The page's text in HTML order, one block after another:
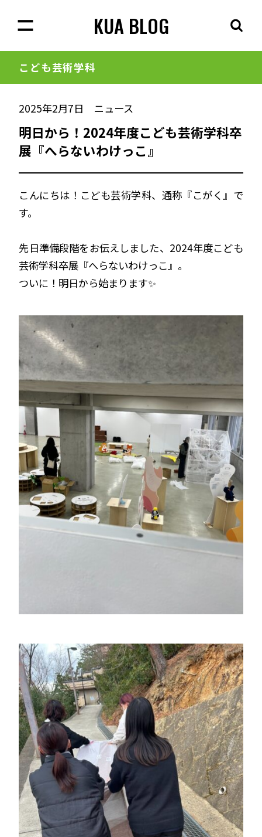
KUA BLOG
こども芸術学科
2025年2月7日 ニュース
明日から！2024年度こども芸術学科卒
展『へらないわけっこ』
こんにちは！こども芸術学科、通称『こがく』で
す。
先日準備段階をお伝えしました、2024年度こども
芸術学科卒展『へらないわけっこ』。
ついに！明日から始まります✨